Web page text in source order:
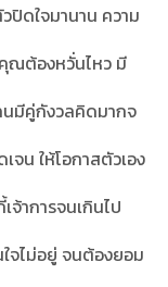
ดใจมานาน ความ
ณต้องหวั่นไหว มี
นมีคู่กังวลคิดมากจ
จน ให้โอกาสตัวเอง
จ้าการจนเกินไป
จไม่อยู่ จนต้องยอม